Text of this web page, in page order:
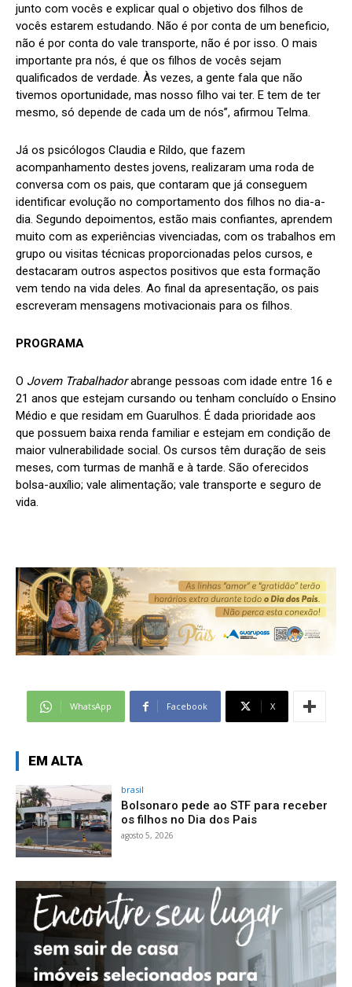
junto com vocês e explicar qual o objetivo dos filhos de
vocês estarem estudando. Não é por conta de um beneficio,
não é por conta do vale transporte, não é por isso. O mais
importante pra nós, é que os filhos de vocês sejam
qualificados de verdade. Às vezes, a gente fala que não
tivemos oportunidade, mas nosso filho vai ter. E tem de ter
mesmo, só depende de cada um de nós”, afirmou Telma.
Já os psicólogos Claudia e Rildo, que fazem
acompanhamento destes jovens, realizaram uma roda de
conversa com os pais, que contaram que já conseguem
identificar evolução no comportamento dos filhos no dia-a-
dia. Segundo depoimentos, estão mais confiantes, aprendem
muito com as experiências vivenciadas, com os trabalhos em
grupo ou visitas técnicas proporcionadas pelos cursos, e
destacaram outros aspectos positivos que esta formação
vem tendo na vida deles. Ao final da apresentação, os pais
escreveram mensagens motivacionais para os filhos.
PROGRAMA
O Jovem Trabalhadorabrange pessoas com idade entre 16 e
21 anos que estejam cursando ou tenham concluído o Ensino
Médio e que residam em Guarulhos. É dada prioridade aos
que possuem baixa renda familiar e estejam em condição de
maior vulnerabilidade social. Os cursos têm duração de seis
meses, com turmas de manhã e à tarde. São oferecidos
bolsa-auxílio; vale alimentação; vale transporte e seguro de
vida.
WhatsApp Facebook X
EM ALTA
brasil
Bolsonaro pede ao STF para receber
os filhos no Dia dos Pais
agosto 5, 2026